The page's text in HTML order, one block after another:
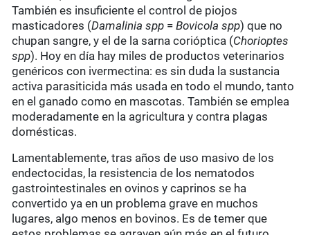
También es insuficiente el control de piojos
masticadores (Damalinia spp =Bovicola spp) que no
chupan sangre, y el de la sarna corióptica (Chorioptes
spp). Hoy en día hay miles de productos veterinarios
genéricos con ivermectina: es sin duda la sustancia
activa parasiticida más usada en todo el mundo, tanto
en el ganado como en mascotas. También se emplea
moderadamente en la agricultura y contra plagas
domésticas.
Lamentablemente, tras años de uso masivo de los
endectocidas, la resistencia de los nematodos
gastrointestinales en ovinos y caprinos se ha
convertido ya en un problema grave en muchos
lugares, algo menos en bovinos. Es de temer que